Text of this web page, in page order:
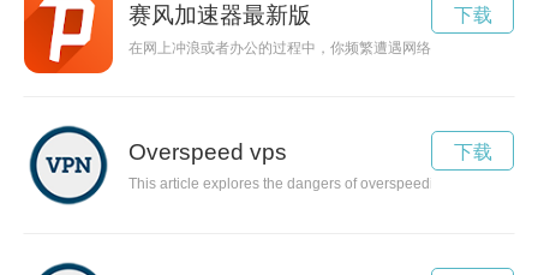
赛风加速器最新版
在网上冲浪或者办公的过程中，你频繁遭遇网络瓶颈或遭受网
下载
Overspeed vps
This article explores the dangers of overspeeding, including
下载